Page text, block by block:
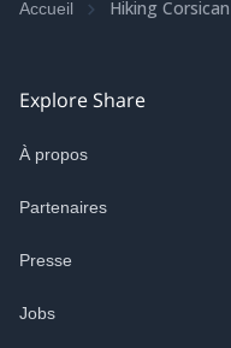
Accueil Hiking
Explore Share
À propos
Partenaires
Presse
Jobs